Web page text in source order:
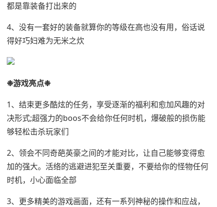
都是靠装备打出来的
4、没有一套好的装备就算你的等级在高也没有用，俗话说
得好巧妇难为无米之炊
❉游戏亮点❉
1、结束更多酷炫的任务，享受逐渐的福利和愈加风趣的对
决形式;超强力的boos不会给你任何时机，爆破般的损伤能
够轻松击杀玩家们
2、领会不同奇葩英豪之间的才能对比，让自己能够变得愈
加的强大。活络的逃避进犯至关重要，不要给你的怪物任何
时机，小心面临全部
3、更多精美的游戏画面，还有一系列神秘的操作和应战，